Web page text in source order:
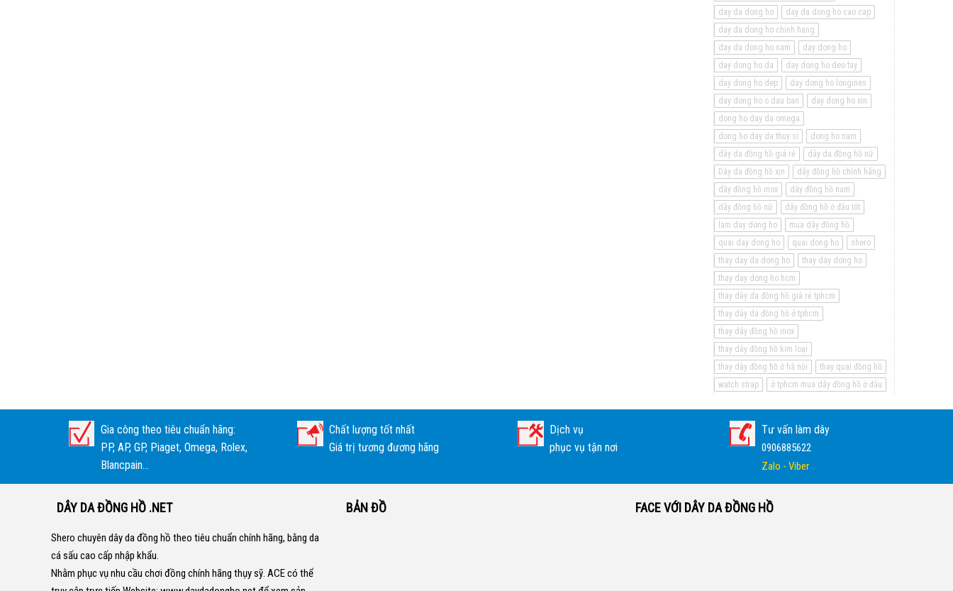
day da dong ho
day da dong ho cao cap
day da dong ho chinh hang
day da dong ho nam
day dong ho
day dong ho da
day dong ho deo tay
day dong ho dep
day dong ho longines
day dong ho o dau ban
day dong ho xin
dong ho day da omega
dong ho day da thuy si
dong ho nam
dây da đồng hồ giá rẻ
dây da đồng hồ nữ
Dây da đồng hồ xịn
dây đồng hồ chính hãng
dây đồng hồ inox
dây đồng hồ nam
dây đồng hồ nữ
dây đồng hồ ở đâu tốt
lam day dong ho
mua dây đồng hồ
quai day dong ho
quai dong ho
shero
thay day da dong ho
thay day dong ho
thay day dong ho hcm
thay dây da đồng hồ giá rẻ tphcm
thay dây da đồng hồ ở tphcm
thay dây đồng hồ inox
thay dây đồng hồ kim loại
thay dây đồng hồ ở hà nội
thay quai đồng hồ
watch strap
ở tphcm mua dây đồng hồ ở đâu
Gia công theo tiêu chuẩn hãng:
PP, AP, GP, Piaget, Omega, Rolex,
Blancpain...
Chất lượng tốt nhất
Giá trị tương đương hãng
Dịch vụ
phục vụ tận nơi
Tư vấn làm dây
0906885622
Zalo - Viber
DÂY DA ĐỒNG HỒ .NET
Shero chuyên dây da đồng hồ theo tiêu chuẩn chính hãng, bằng da
cá sấu cao cấp nhập khẩu.
Nhằm phục vụ nhu cầu chơi đồng chính hãng thụy sỹ. ACE có thể
BẢN ĐỒ FACE VỚI DÂY DA ĐỒNG HỒ